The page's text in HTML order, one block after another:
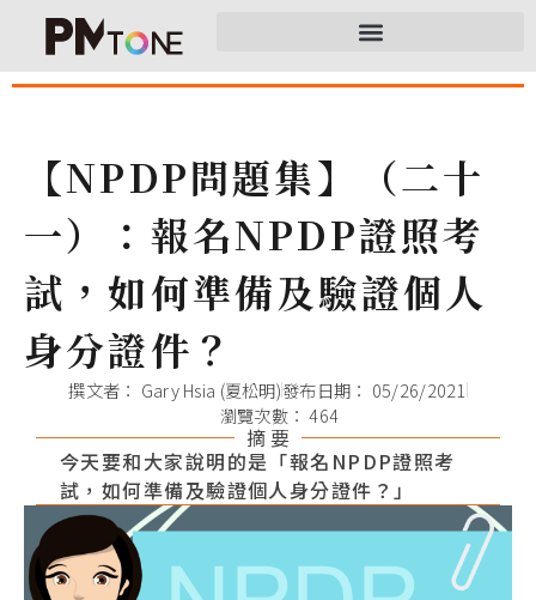
【NPDP問題集】（二十
一）：報名NPDP證照考
試，如何準備及驗證個人
身分證件？
撰文者： Gary Hsia (夏松明)發布日期： 05/26/2021
瀏覽次數： 464
摘 要
今天要和大家說明的是「報名NPDP證照考
試，如何準備及驗證個人身分證件？」